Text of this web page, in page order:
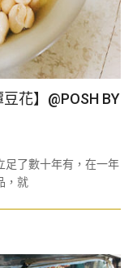
花】@POSH BY
足了數十年有，在一年
，就